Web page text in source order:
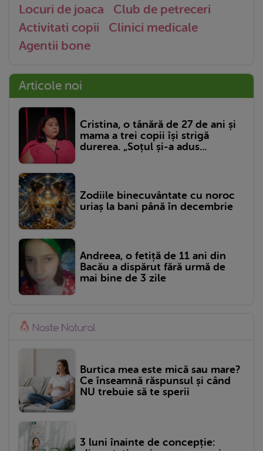
Locuri de joaca
Club de petreceri
Activitati copii
Clinici medicale
Agentii bone
Articole noi
Cristina, o tânără de 27 de ani și
mama a trei copii își strigă
durerea. „Soțul și-a adus...
Zodiile binecuvântate cu noroc
uriaș la bani până în decembrie
Andreea, o fetiță de 11 ani din
Bacău a dispărut fără urmă de
mai bine de 3 zile
Burtica mea este mică sau mare?
Ce înseamnă răspunsul și când
NU trebuie să te sperii
3 luni înainte de concepție: